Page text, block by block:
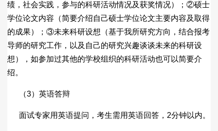
绩，社会实践，参与的科研活动情况及获奖情况）；②硕士
学位论文内容（简要介绍自己硕士学位论文主要内容及取得
的成果）；③未来科研设想（基于我所研究方向，结合报考
导师的研究工作，以及自己的研究兴趣谈谈未来的科研设
想），如参加过其他的学校组织的科研活动也可以简要介
绍。
（3）英语答辩
面试专家用英语提问，考生需用英语回答，2分钟以内。